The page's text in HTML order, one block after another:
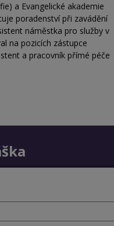
a Evangelické akademie
poradenství při zavádění
náměstka pro služby v
na pozicích zástupce
a pracovník přímé péče